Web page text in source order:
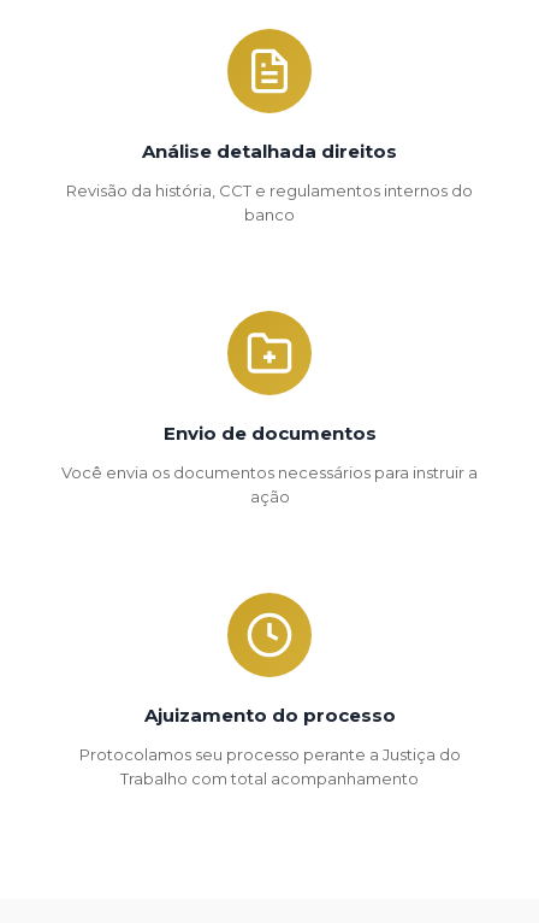
Análise detalhada direitos
Revisão da história, CCT e regulamentos internos do
banco
Envio de documentos
Você envia os documentos necessários para instruir a
ação
Ajuizamento do processo
Protocolamos seu processo perante a Justiça do
Trabalho com total acompanhamento